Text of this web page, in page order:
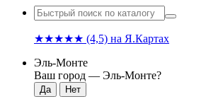
★★★★★ (4,5) на Я.Картах
Эль-Монте
Ваш город — Эль-Монте?